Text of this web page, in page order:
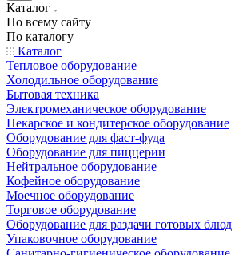
Каталог
По всему сайту
По каталогу
Каталог
Тепловое оборудование
Холодильное оборудование
Бытовая техника
Электромеханическое оборудование
Пекарское и кондитерское оборудование
Оборудование для фаст-фуда
Оборудование для пиццерии
Нейтральное оборудование
Кофейное оборудование
Моечное оборудование
Торговое оборудование
Оборудование для раздачи готовых блюд
Упаковочное оборудование